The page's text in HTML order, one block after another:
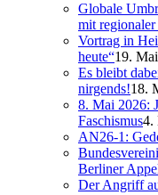
Globale
mit
Vortrag in
heute“19.
Es bleibt
nirgends!18.
8. Mai 2026:
Faschismus4.
AN26-1:
Berliner
Der Angriff